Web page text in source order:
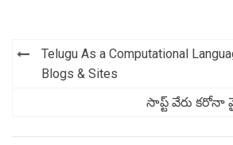
Post
navigation
Telugu As a Computational
Blogs & Sites
సాప్ట్ వేరు కరోనా